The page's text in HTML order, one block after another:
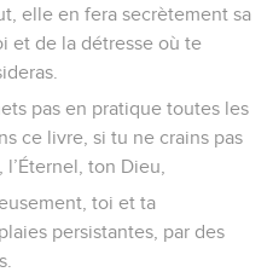
elle en fera secrètement sa
et de la détresse où te
pas en pratique toutes les
ce livre, si tu ne crains pas
ton Dieu,
toi et ta
persistantes, par des